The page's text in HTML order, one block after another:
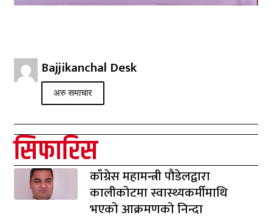
Bajjikanchal Desk
अरु समाचार
सिफारिस
काँग्रेस महामन्त्री पौडेलद्वारा
कालीकोटमा स्वास्थ्यकर्मीमाथि
भएको आक्रमणको निन्दा